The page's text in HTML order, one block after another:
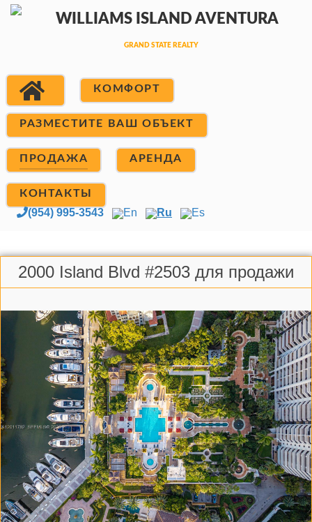
КОМФОРТ
РАЗМЕСТИТЕ ВАШ ОБЪЕКТ
ПРОДАЖА АРЕНДА
КОНТАКТЫ
(954) 995-3543 En Ru Es
2000 Island Blvd #2503 для продажи